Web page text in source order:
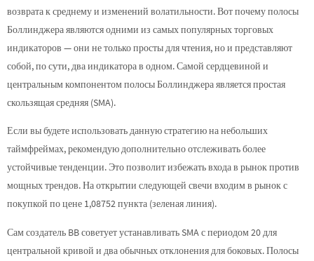
возврата к среднему и изменений волатильности. Вот почему полосы
Боллинджера являются одними из самых популярных торговых
индикаторов — они не только просты для чтения, но и представляют
собой, по сути, два индикатора в одном. Самой сердцевиной и
центральным компонентом полосы Боллинджера является простая
скользящая средняя (SMA).
Если вы будете использовать данную стратегию на небольших
таймфреймах, рекомендую дополнительно отслеживать более
устойчивые тенденции. Это позволит избежать входа в рынок против
мощных трендов. На открытии следующей свечи входим в рынок с
покупкой по цене 1,08752 пункта (зеленая линия).
Сам создатель BB советует устанавливать SMA с периодом 20 для
центральной кривой и два обычных отклонения для боковых. Полосы